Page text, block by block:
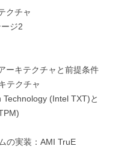
クチャ
ジ2
ーキテクチャと前提条件
テクチャ
(Intel TXT)と
の実装：AMI TruE